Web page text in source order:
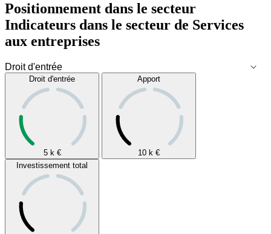
Positionnement dans le secteur
Indicateurs dans le secteur de Services
aux entreprises
Droit d'entrée
5 k €
Apport
10 k €
Investissement total